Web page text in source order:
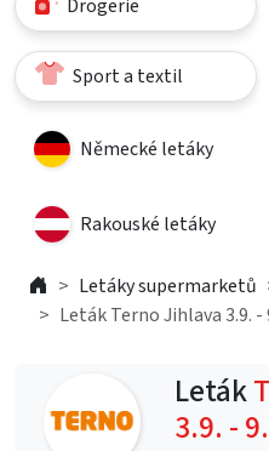
Drogerie
Sport a textil
Německé letáky
Rakouské letáky
Letáky supermarketů
Leták Terno Jihlava 3.9. -
Leták
3.9. -